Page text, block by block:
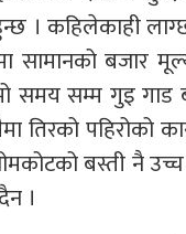
। कहिलेकाही
सामानको बजार
समय सम्म गुइ
तिरको पहिरोको
बस्ती नै उच्च
।